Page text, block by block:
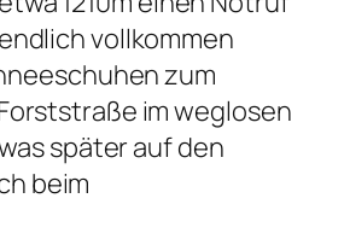
vollkommen
zum
im weglosen
später auf den
beim